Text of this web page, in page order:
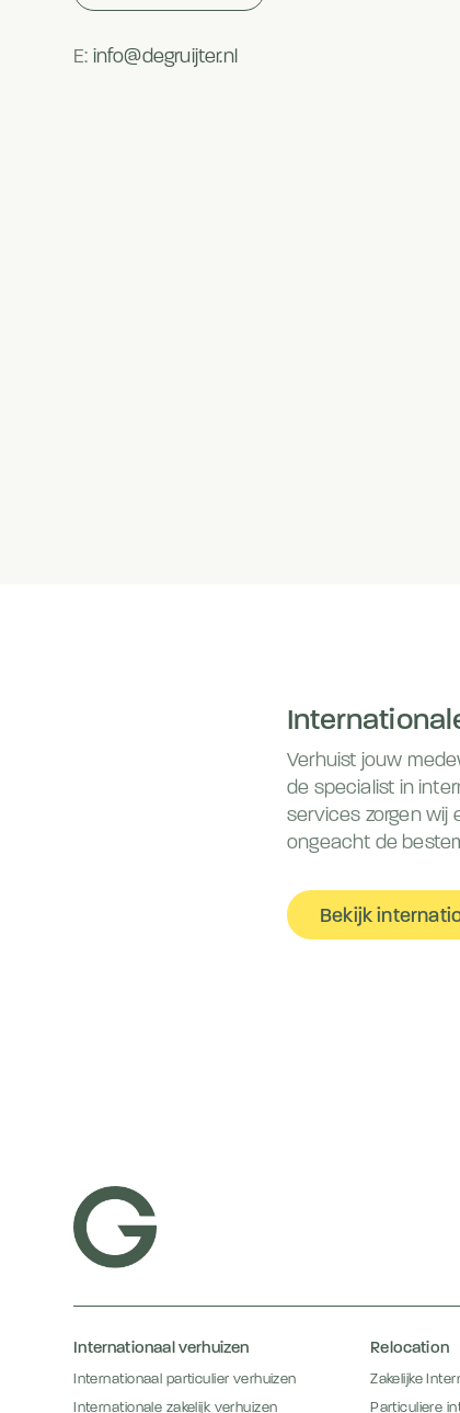
E: info@degruijter.nl
Verhuist jouw
de specialist in
services zorgen wij
ongeacht de
Bekijk
Internationaal verhuizen
Internationaal particulier verhuizen
Internationale zakelijk verhuizen
Relocation
Zakelijke
Particuliere